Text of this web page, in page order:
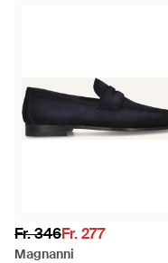
Fr. 346Fr. 277
Magnanni